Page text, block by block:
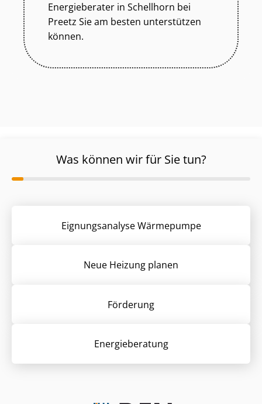
Energieberater in Schellhorn bei
Preetz Sie am besten unterstützen
können.
Was können wir für Sie tun?
Eignungsanalyse Wärmepumpe
Neue Heizung planen
Förderung
Energieberatung